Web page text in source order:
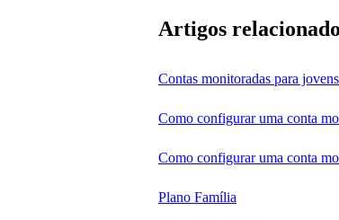
Artigos
Contas monitoradas para
Como configurar uma conta
Como configurar uma conta
Plano Família